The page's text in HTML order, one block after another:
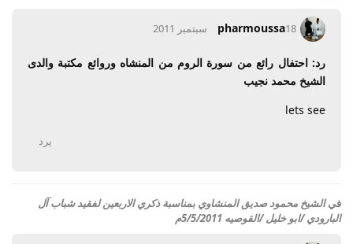
pharmoussa18 سبتمبر 2011
رد: احتفال رائع من سورة الروم من المنشاه وروائع مكتبة والدى
الشيخ محمد نجيب
lets see
يرد
فيالشيخ محمود صديق المنشاوي بمناسبة ذكري الاربعين لفقيد شباب آل
البارودي /ابو خليل /القوصيه 5/5/2011م